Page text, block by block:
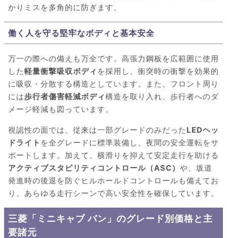
かりミスを多角的に防ぎます。
働く人を守る堅牢なボディと基本安全
万一の際への備えも万全です。高張力鋼板を広範囲に使用
した軽量衝撃吸収ボディ を採用し、衝突時の衝撃を効果的
に吸収・分散する構造としています。また、フロント周り
には歩行者傷害軽減ボディ構造を取り入れ、歩行者へのダ
メージ軽減も図っています。
視認性の面では、従来は一部グレードのみだった LEDヘッ
ドライト を全グレードに標準装備し、夜間の安全運転をサ
ポートします。加えて、横滑りを抑えて安定走行を助ける
アクティブスタビリティコントロール（ASC） や、坂道
発進時の後退を防ぐヒルホールドコントロールも備えてお
り、あらゆる走行シーンで高い安全性を確保しています。
三菱「ミニキャブ バン」のグレード別価格と主
要諸元